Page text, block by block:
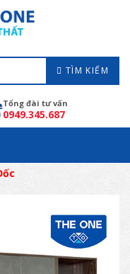
TÌM KIẾM
Tổng đài tư vấn
0949.345.687